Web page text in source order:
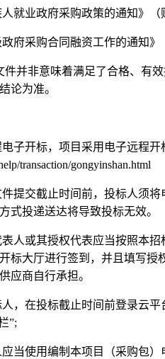
就业政府采购政策的通知》（
府采购合同融资工作的通知》
件并非意味着满足了合格、有
论为准。
子开标，项目采用电子远程
transaction/gongyinshan.html
提交截止时间前，投标人须
式投递送达将导致投标无效。
人或其授权代表应当按照本
标大厅进行签到，并且填写
应商自行承担。
，在投标截止时间前登录云平
”;
当使用编制本项目（采购包